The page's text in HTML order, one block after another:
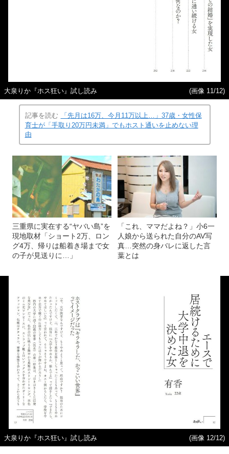
大泉りか『ホス狂い』試し読み (画像 11/12)
記事を読む
「先月は16万、今月11万以上…」37歳・女性保
育士が「手取り20万円未満」でもホスト通いを止めない理
由
三重県に実在する“ヤバい島”を
現地取材「ショート2万、ロン
グ4万、帰りは船着き場まで女
の子が見送りに…」
「これ、ママだよね？」小6一
人娘から送られた自分のAV写
真…突然の身バレに返した言
葉とは
大泉りか『ホス狂い』試し読み (画像 12/12)